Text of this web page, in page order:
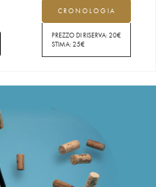
CRONOLOGIA
PREZZO DI RISERVA:20€
STIMA:25€